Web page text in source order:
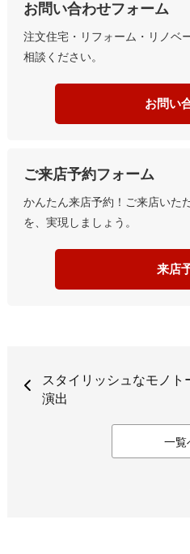
お問い合わせフォーム
注文住宅・リフォーム・リノベ
相談ください。
お問い
ご来店予約フォーム
かんたん来店予約！ご来店いた
を、実現しましょう。
来店
スタイリッシュなモノト
演出
一覧